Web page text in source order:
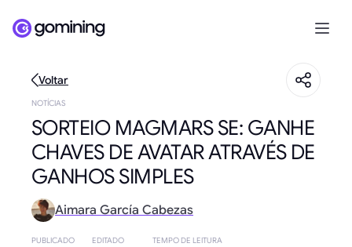
Voltar
NOTÍCIAS
SORTEIO MAGMARS SE: GANHE
CHAVES DE AVATAR ATRAVÉS DE
GANHOS SIMPLES
Aimara García Cabezas
PUBLICADO EDITADO TEMPO DE LEITURA